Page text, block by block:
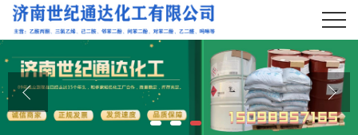
公司首页
公司介绍